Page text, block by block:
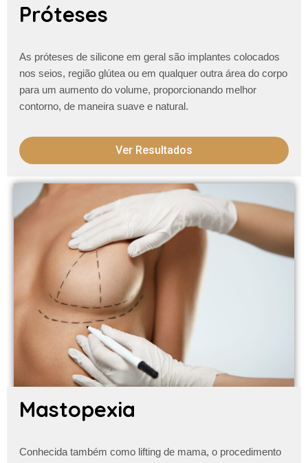
Próteses
As próteses de silicone em geral são implantes colocados
nos seios, região glútea ou em qualquer outra área do corpo
para um aumento do volume, proporcionando melhor
contorno, de maneira suave e natural.
Ver Resultados
Mastopexia
Conhecida também como lifting de mama, o procedimento